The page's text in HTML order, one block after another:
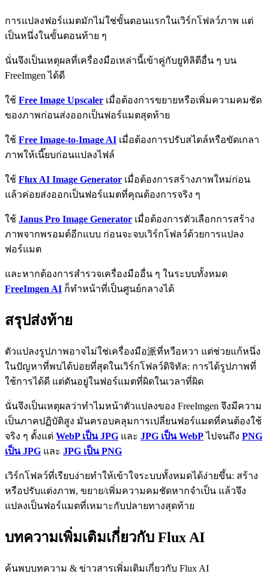
การแปลงฟอร์แมตมักไม่ใช่ขั้นตอนแรกในเวิร์กโฟลว์ภาพ แต่
เป็นหนึ่งในขั้นตอนท้าย ๆ
นั่นจึงเป็นเหตุผลที่เครื่องมือเหล่านี้เข้าคู่กับยูทิลิตีอื่น ๆ บน
FreeImgen ได้ดี
ใช้ Free Image Upscaler เมื่อต้องการขยายหรือเพิ่มความคมชัด
ของภาพก่อนส่งออกเป็นฟอร์แมตสุดท้าย
ใช้ Free Image-to-Image AI เมื่อต้องการปรับสไตล์หรือขัดเกลา
ภาพให้เนี๊ยบก่อนแปลงไฟล์
ใช้ Flux AI Image Generator เมื่อต้องการสร้างภาพใหม่ก่อน
แล้วค่อยส่งออกเป็นฟอร์แมตที่คุณต้องการจริง ๆ
ใช้ Janus Pro Image Generator เมื่อต้องการตัวเลือกการสร้าง
ภาพจากพรอมต์อีกแบบ ก่อนจะจบเวิร์กโฟลว์ด้วยการแปลง
ฟอร์แมต
และหากต้องการสำรวจเครื่องมืออื่น ๆ ในระบบทั้งหมด
FreeImgen AI ก็ทำหน้าที่เป็นศูนย์กลางได้
สรุปส่งท้าย
ตัวแปลงรูปภาพอาจไม่ใช่เครื่องมือ派ที่หวือหวา แต่ช่วยแก้หนึ่ง
ในปัญหาที่พบได้บ่อยที่สุดในเวิร์กโฟลว์ดิจิทัล: การได้รูปภาพที่
ใช้การได้ดี แต่ดันอยู่ในฟอร์แมตที่ผิดในเวลาที่ผิด
นั่นจึงเป็นเหตุผลว่าทำไมหน้าตัวแปลงของ FreeImgen จึงมีความ
เป็นภาคปฏิบัติสูง มันครอบคลุมการเปลี่ยนฟอร์แมตที่คนต้องใช้
จริง ๆ ตั้งแต่ WebP เป็น JPG และ JPG เป็น WebPไปจนถึง PNG
เป็น JPG และ JPG เป็น PNG
เวิร์กโฟลว์ที่เรียบง่ายทำให้เข้าใจระบบทั้งหมดได้ง่ายขึ้น: สร้าง
หรือปรับแต่งภาพ, ขยาย/เพิ่มความคมชัดหากจำเป็น แล้วจึง
แปลงเป็นฟอร์แมตที่เหมาะกับปลายทางสุดท้าย
บทความเพิ่มเติมเกี่ยวกับ Flux AI
ค้นพบบทความ & ข่าวสารเพิ่มเติมเกี่ยวกับ Flux AI